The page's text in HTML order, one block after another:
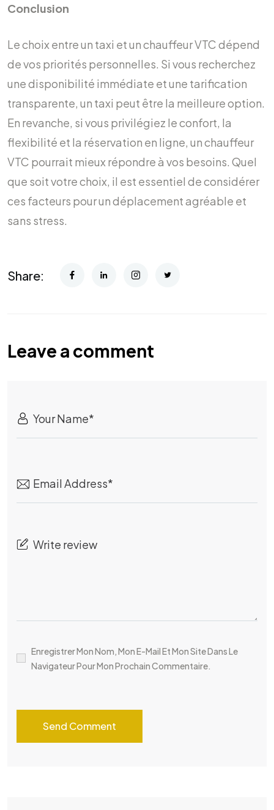
Conclusion
Le choix entre un taxi et un chauffeur VTC dépend
de vos priorités personnelles. Si vous recherchez
une disponibilité immédiate et une tarification
transparente, un taxi peut être la meilleure option.
En revanche, si vous privilégiez le confort, la
flexibilité et la réservation en ligne, un chauffeur
VTC pourrait mieux répondre à vos besoins. Quel
que soit votre choix, il est essentiel de considérer
ces facteurs pour un déplacement agréable et
sans stress.
Share:
Leave a comment
Enregistrer Mon Nom, Mon E-Mail Et Mon Site Dans Le
Navigateur Pour Mon Prochain Commentaire.